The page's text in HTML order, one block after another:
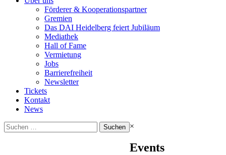
Förderer & Kooperationspartner
Gremien
Das DAI Heidelberg feiert Jubiläum
Mediathek
Hall of Fame
Vermietung
Jobs
Barrierefreiheit
Newsletter
Tickets
Kontakt
News
Suchen
nach:
×
Events